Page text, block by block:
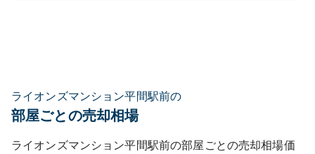
ライオンズマンション平間駅前の
部屋ごとの売却相場
ライオンズマンション平間駅前の部屋ごとの売却相場価